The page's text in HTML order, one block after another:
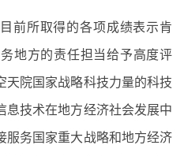
前所取得的各项成绩表示肯
地方的责任担当给予高度评
天院国家战略科技力量的科技
息技术在地方经济社会发展中
服务国家重大战略和地方经济